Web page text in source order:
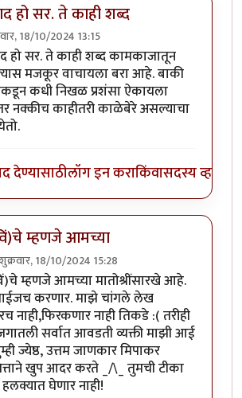
हो सर. ते काही शब्द
18/10/2024 13:15
toआता काय बोलायचं ?byप्रा.डॉ.दिलीप
हो सर. ते काही शब्द कामकाजातून
मजकूर वाचायला बरा आहे. बाकी
कधी निखळ प्रशंसा ऐकायला
नक्कीच काहीतरी काळेबेरे असल्याचा
देण्यासाठीलॉग इन कराकिंवासदस्य व्हा
म्हणजे आमच्या
शुक्रवार, 18/10/2024 15:28
toआता काय बोलायचं ?byप्रा.डॉ.दिलीप
म्हणजे आमच्या मातोश्रींसारखे आहे.
करणार. माझे चांगले लेख
नाही,फिरकणार नाही तिकडे :( तरीही
सर्वात आवडती व्यक्ती माझी आई
ज्येष्ठ, उत्तम जाणकार मिपाकर
खुप आदर करते _/\_ तुमची टीका
घेणार नाही!